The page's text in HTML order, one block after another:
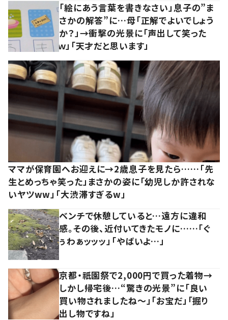
「絵にあう言葉を書きなさい」息子の”ま
さかの解答”に…母「正解でよいでしょう
か？」→衝撃の光景に「声出して笑った
ｗ」「天才だと思います」
ママが保育園へお迎えに→2歳息子を見たら……「先
生とめっちゃ笑った」まさかの姿に「幼児しか許されな
いヤツww」「大渋滞すぎるw」
ベンチで休憩していると…遠方に違和
感。その後、近付いてきたモノに……「ぐ
ぅわぁッッッ」「やばいよ…」
京都・祇園祭で2,000円で買った着物→
しかし帰宅後…“驚きの光景”に「良い
買い物されましたね～」「お宝だ」「掘り
出し物ですね」